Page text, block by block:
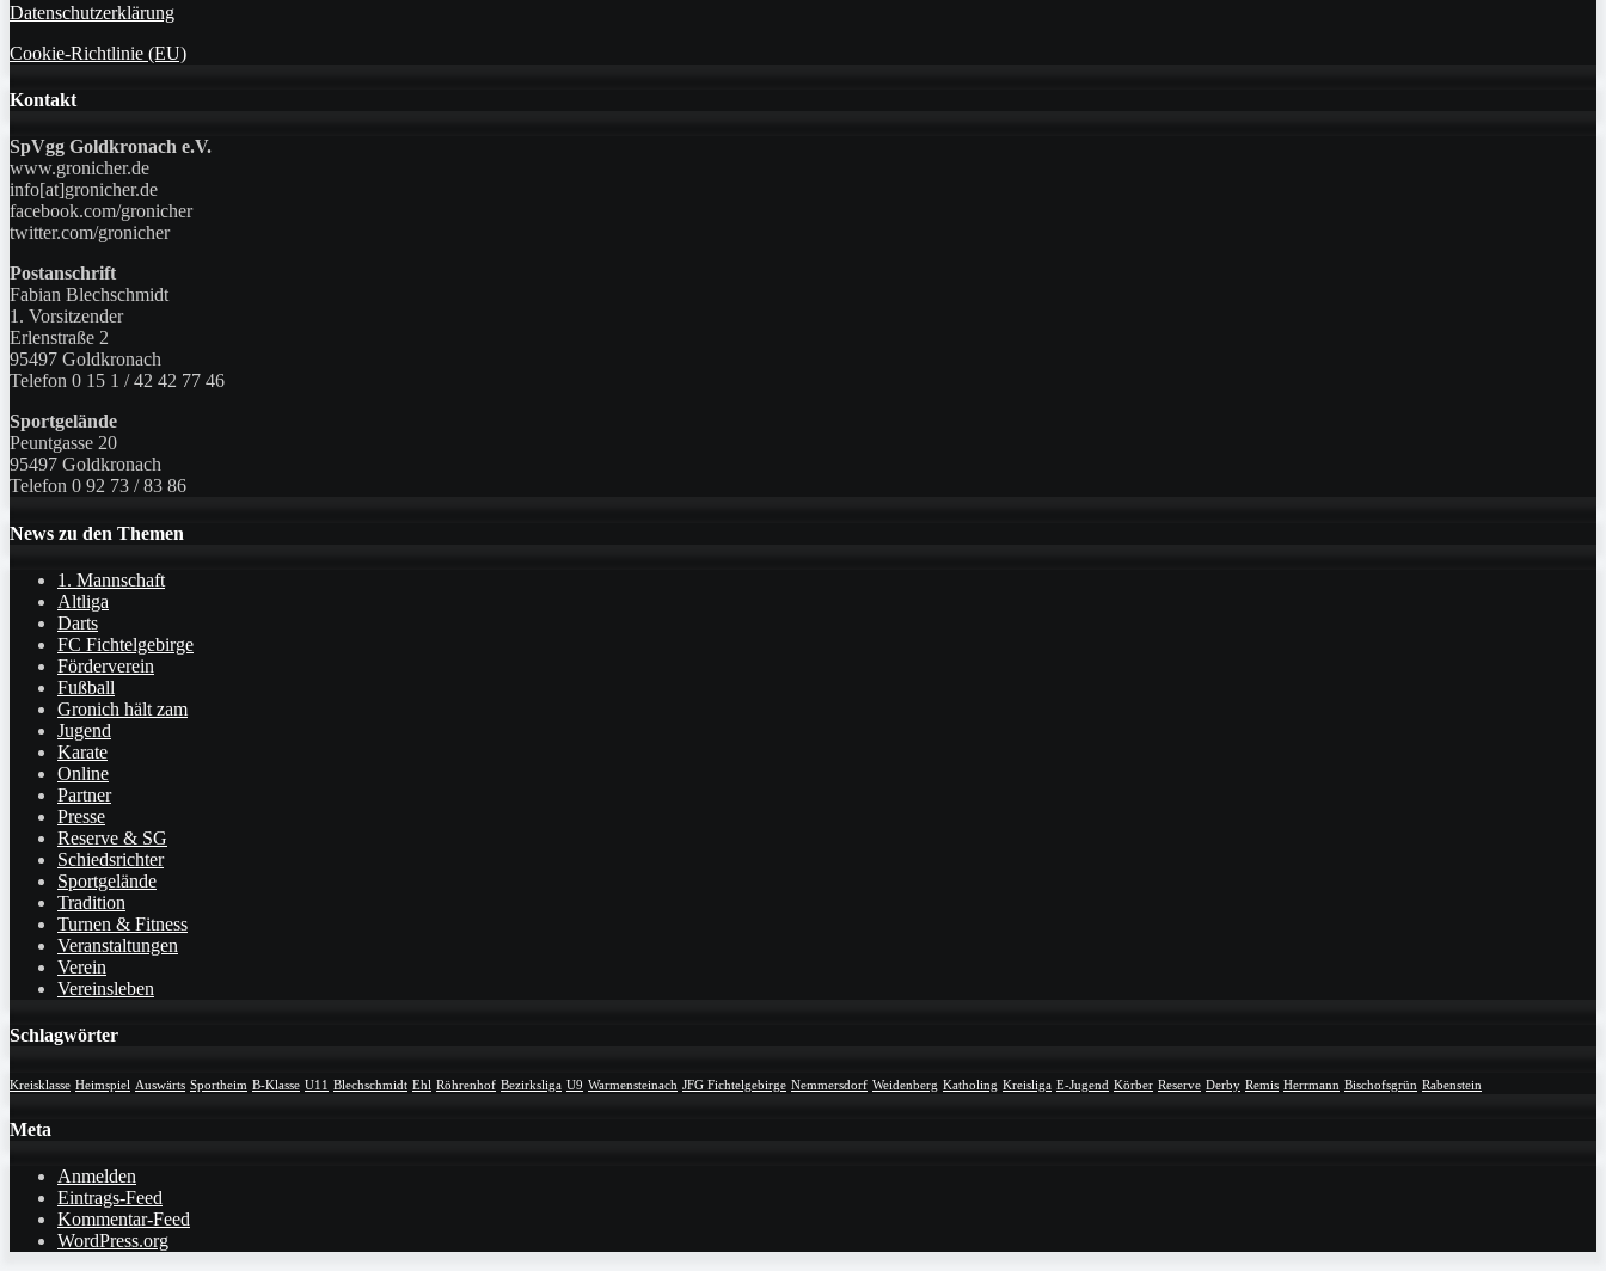
Datenschutzerklärung
Cookie-Richtlinie (EU)
Kontakt
SpVgg Goldkronach e.V.
www.gronicher.de
info[at]gronicher.de
facebook.com/gronicher
twitter.com/gronicher
Postanschrift
Fabian Blechschmidt
1. Vorsitzender
Erlenstraße 2
95497 Goldkronach
Telefon 0 15 1 / 42 42 77 46
Sportgelände
Peuntgasse 20
95497 Goldkronach
Telefon 0 92 73 / 83 86
News zu den Themen
1. Mannschaft
Altliga
Darts
FC Fichtelgebirge
Förderverein
Fußball
Gronich hält zam
Jugend
Karate
Online
Partner
Presse
Reserve & SG
Schiedsrichter
Sportgelände
Tradition
Turnen & Fitness
Veranstaltungen
Verein
Vereinsleben
Schlagwörter
Kreisklasse Heimspiel Auswärts Sportheim B-Klasse U11 Blechschmidt Ehl Röhrenhof Bezirksliga U9 Warmensteinach JFG Fichtelgebirge Nemmersdorf Weidenberg Katholing Kreisliga E-Jugend Körber Reserve Derby Remis Herrmann Bischofsgrün Rabenstein
Meta
Anmelden
Eintrags-Feed
Kommentar-Feed
WordPress.org